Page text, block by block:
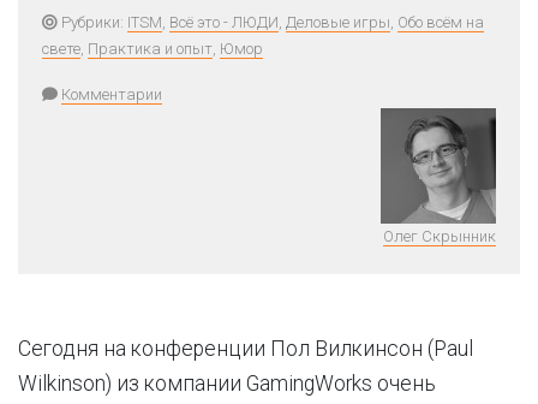
Рубрики: ITSM, Всё это - ЛЮДИ, Деловые игры, Обо всём на
свете, Практика и опыт, Юмор
Комментарии
Олег Скрынник
Сегодня на конференции Пол Вилкинсон (Paul
Wilkinson) из компании GamingWorks очень